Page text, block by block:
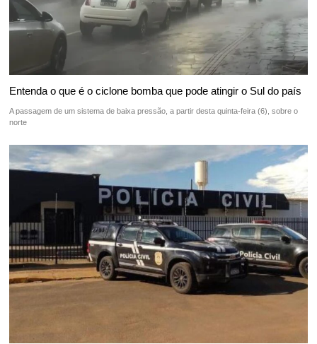
Entenda o que é o ciclone bomba que pode atingir o Sul do país
A passagem de um sistema de baixa pressão, a partir desta quinta-feira (6), sobre o
norte